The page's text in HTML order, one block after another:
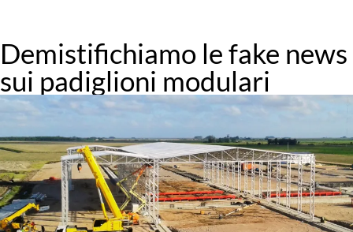
Demistifichiamo le fake news
sui padiglioni modulari